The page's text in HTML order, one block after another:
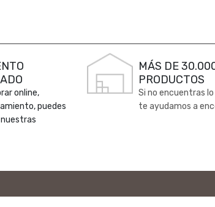
online,
puedes
MÁS DE
PRODUCTOS
Si no encuentras
te ayudamos a